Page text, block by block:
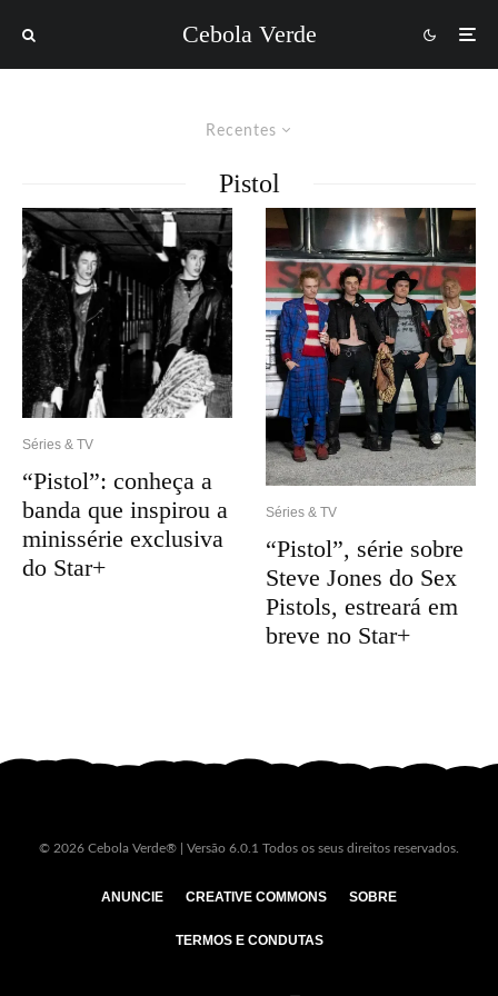
Cebola Verde
Recentes
Pistol
Séries & TV
“Pistol”: conheça a
banda que inspirou a
minissérie exclusiva
do Star+
Séries & TV
“Pistol”, série sobre
Steve Jones do Sex
Pistols, estreará em
breve no Star+
© 2026 Cebola Verde® | Versão 6.0.1 Todos os seus direitos reservados.
ANUNCIE CREATIVE COMMONS SOBRE
TERMOS E CONDUTAS